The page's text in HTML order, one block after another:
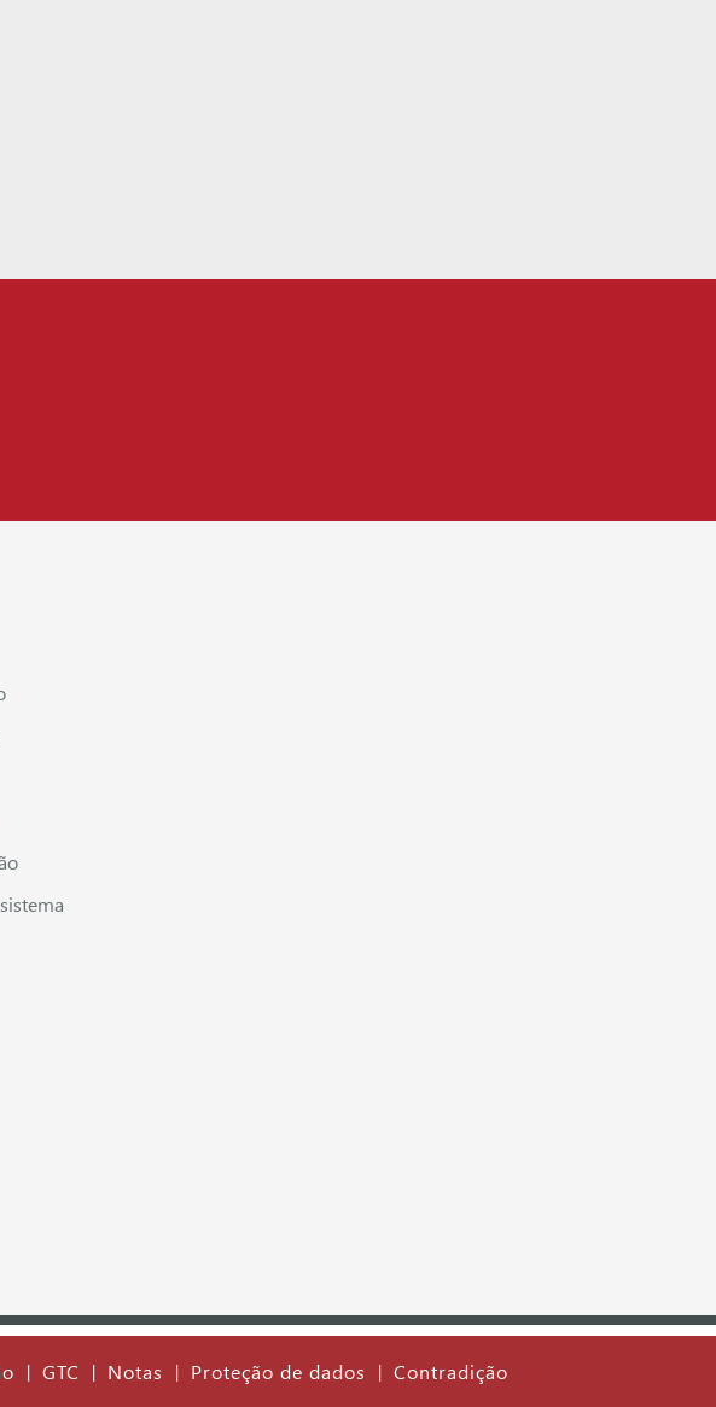
| GTC | Notas | Proteção de dados | Contradição